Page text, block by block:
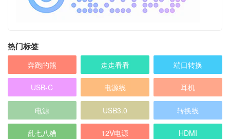
热门标签
奔跑的熊 走走看看 端口转换
USB-C 电源线 耳机
电源 USB3.0 转换线
乱七八糟 12V电源 HDMI